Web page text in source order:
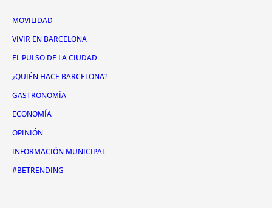
MOVILIDAD
VIVIR EN BARCELONA
EL PULSO DE LA CIUDAD
¿QUIÉN HACE BARCELONA?
GASTRONOMÍA
ECONOMÍA
OPINIÓN
INFORMACIÓN MUNICIPAL
#BETRENDING